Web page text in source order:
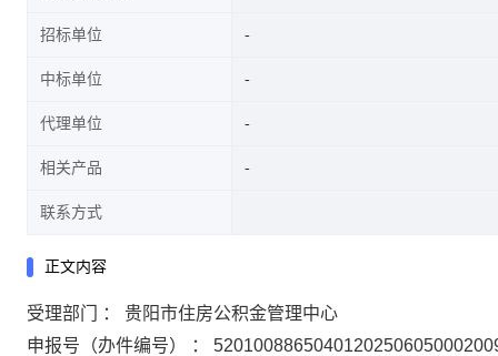
招标单位
中标单位
代理单位
相关产品
联系方式
正文内容
受理部门 ： 贵阳市住房公积金管理中心
申报号（办件编号） ：